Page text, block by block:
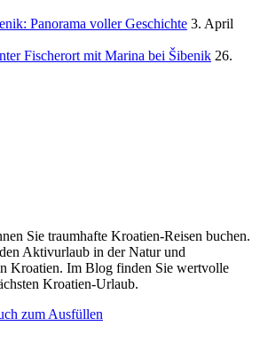
Panorama voller Geschichte 3. April
Fischerort mit Marina bei Šibenik 26.
Sie traumhafte Kroatien-Reisen buchen.
Aktivurlaub in der Natur und
Kroatien. Im Blog finden Sie wertvolle
Kroatien-Urlaub.